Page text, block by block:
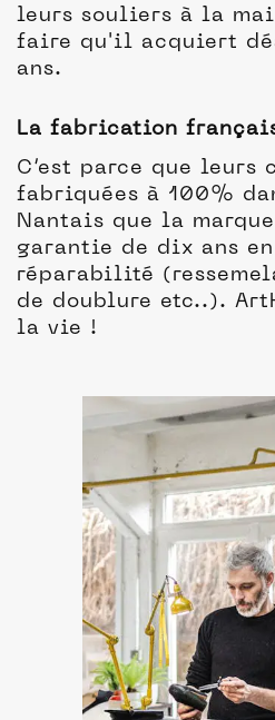
leurs souliers à la
faire qu'il acquiert
ans.
La fabrication
C’est parce que leurs
fabriquées à 100%
Nantais que la
garantie de dix ans
réparabilité
de doublure etc..).
la vie !